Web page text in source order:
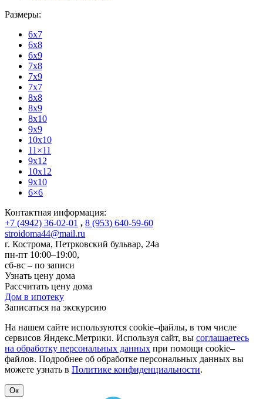
Размеры:
6x7
6x8
6x9
7x8
7x9
7x7
8x8
8x9
8x10
9x9
10x10
11×11
9x12
10x12
9x10
6×6
Контактная информация:
+7 (4942) 36-02-01 , 8 (953) 640-59-60
stroidoma44@mail.ru
г. Кострома, Петрковский бульвар, 24а
пн-пт 10:00–19:00,
сб-вс – по записи
Узнать цену дома
Рассчитать цену дома
Дом в ипотеку
Записаться на экскурсию
На нашем сайте используются cookie–файлы, в том числе
сервисов Яндекс.Метрики. Используя сайт, вы соглашаетесь
на обработку персональных данных при помощи cookie–
файлов. Подробнее об обработке персональных данных вы
можете узнать в Политике конфиденциальности.
Ок